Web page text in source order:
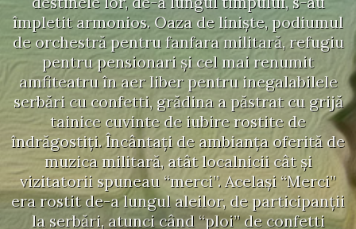
împletit armonios. Oaza de linişte, podiumul
de orchestră pentru fanfara militară, refugiu
pentru pensionari şi cel mai renumit
amfiteatru în aer liber pentru inegalabilele
serbări cu confetti, grădina a păstrat cu grijă
tainice cuvinte de iubire rostite de
îndrăgostiţi. Încântaţi de ambianţa oferită de
muzica militară, atât localnicii cât şi
vizitatorii spuneau “merci”. Acelaşi “Merci”
era rostit de-a lungul aleilor, de participanţii
la serbări, atunci când “ploi” de confetti